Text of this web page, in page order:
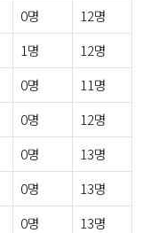
0명
12명
1명
12명
0명
11명
0명
12명
0명
13명
0명
13명
0명
13명